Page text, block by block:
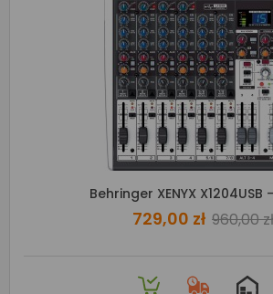
Behringer XENYX X1204USB
729,00 zł 960,00 zł